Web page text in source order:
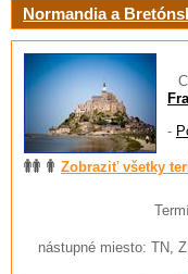
Normandia a
-
Zobraziť všetky
nástupné miesto: TN,